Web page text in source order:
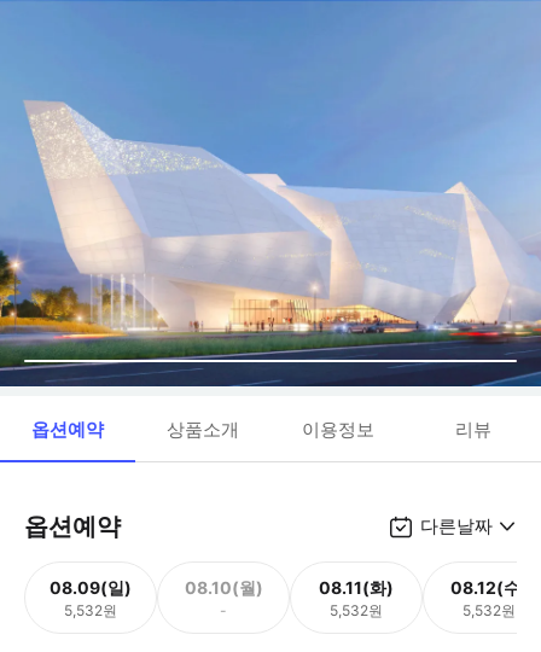
옵션예약 상품소개 이용정보 리뷰
옵션예약 다른날짜
08.09(일)
5,532원
08.10(월)
-
08.11(화)
5,532원
08.12(수)
5,532원